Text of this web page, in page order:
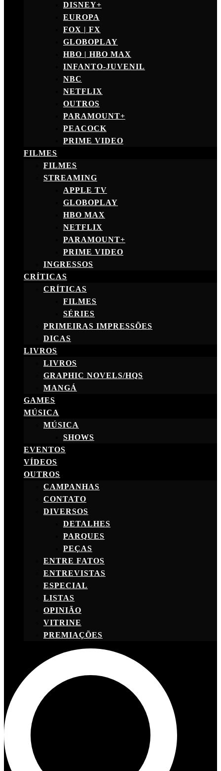
DISNEY+
EUROPA
FOX | FX
GLOBOPLAY
HBO | HBO MAX
INFANTO-JUVENIL
NBC
NETFLIX
OUTROS
PARAMOUNT+
PEACOCK
PRIME VIDEO
FILMES
FILMES
STREAMING
APPLE TV
GLOBOPLAY
HBO MAX
NETFLIX
PARAMOUNT+
PRIME VIDEO
INGRESSOS
CRÍTICAS
CRÍTICAS
FILMES
SÉRIES
PRIMEIRAS IMPRESSÕES
DICAS
LIVROS
LIVROS
GRAPHIC NOVELS/HQS
MANGÁ
GAMES
MÚSICA
MÚSICA
SHOWS
EVENTOS
VÍDEOS
OUTROS
CAMPANHAS
CONTATO
DIVERSOS
DETALHES
PARQUES
PEÇAS
ENTRE FATOS
ENTREVISTAS
ESPECIAL
LISTAS
OPINIÃO
VITRINE
PREMIAÇÕES